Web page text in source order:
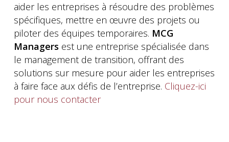
aider les entreprises à résoudre des problèmes
spécifiques, mettre en œuvre des projets ou
piloter des équipes temporaires. MCG
Managers est une entreprise spécialisée dans
le management de transition, offrant des
solutions sur mesure pour aider les entreprises
à faire face aux défis de l’entreprise. Cliquez-ici
pour nous contacter